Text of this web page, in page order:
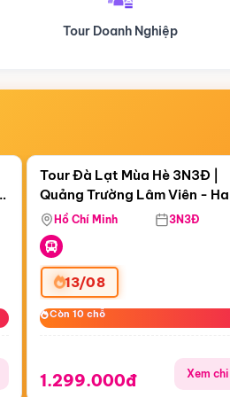
Du lịch Hành Hương
Còn06 ngày 08:14:20
Tour Đà Lạt Mùa Hè 3N3Đ |
Quảng Trường Lâm Viên -
Hill - Puppy Farm
Hồ Chí Minh 3N3Đ
13/08
Còn 10 chỗ
Còn 10 chỗ
1.299.000đ Xem